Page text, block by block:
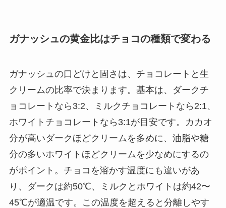
ガナッシュの黄金比はチョコの種類で変わる
ガナッシュの口どけと固さは、チョコレートと生
クリームの比率で決まります。基本は、ダークチ
ョコレートなら3:2、ミルクチョコレートなら2:1、
ホワイトチョコレートなら3:1が目安です。カカオ
分が高いダークほどクリームを多めに、油脂や糖
分の多いホワイトほどクリームを少なめにするの
がポイント。チョコを溶かす温度にも違いがあ
り、ダークは約50℃、ミルクとホワイトは約42〜
45℃が適温です。この温度を超えると分離しやす